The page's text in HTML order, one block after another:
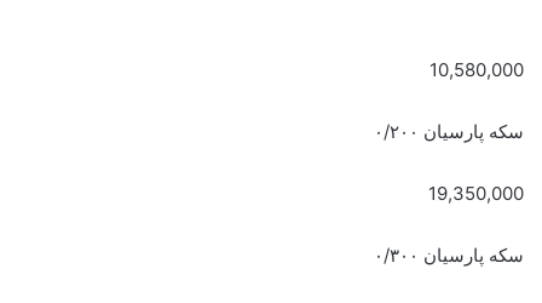
10,580,000
سکه پارسیان ۰/۲۰۰
19,350,000
سکه پارسیان ۰/۳۰۰